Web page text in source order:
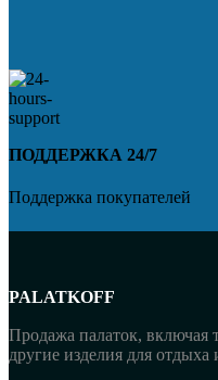
ПОДДЕРЖКА 24/7
Поддержка покупателей
PALATKOFF
Продажа палаток, включая
другие изделия для отдыха